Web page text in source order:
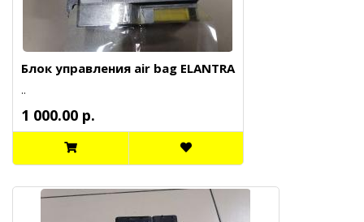
Блок управления air bag ELANTRA
..
1 000.00 р.